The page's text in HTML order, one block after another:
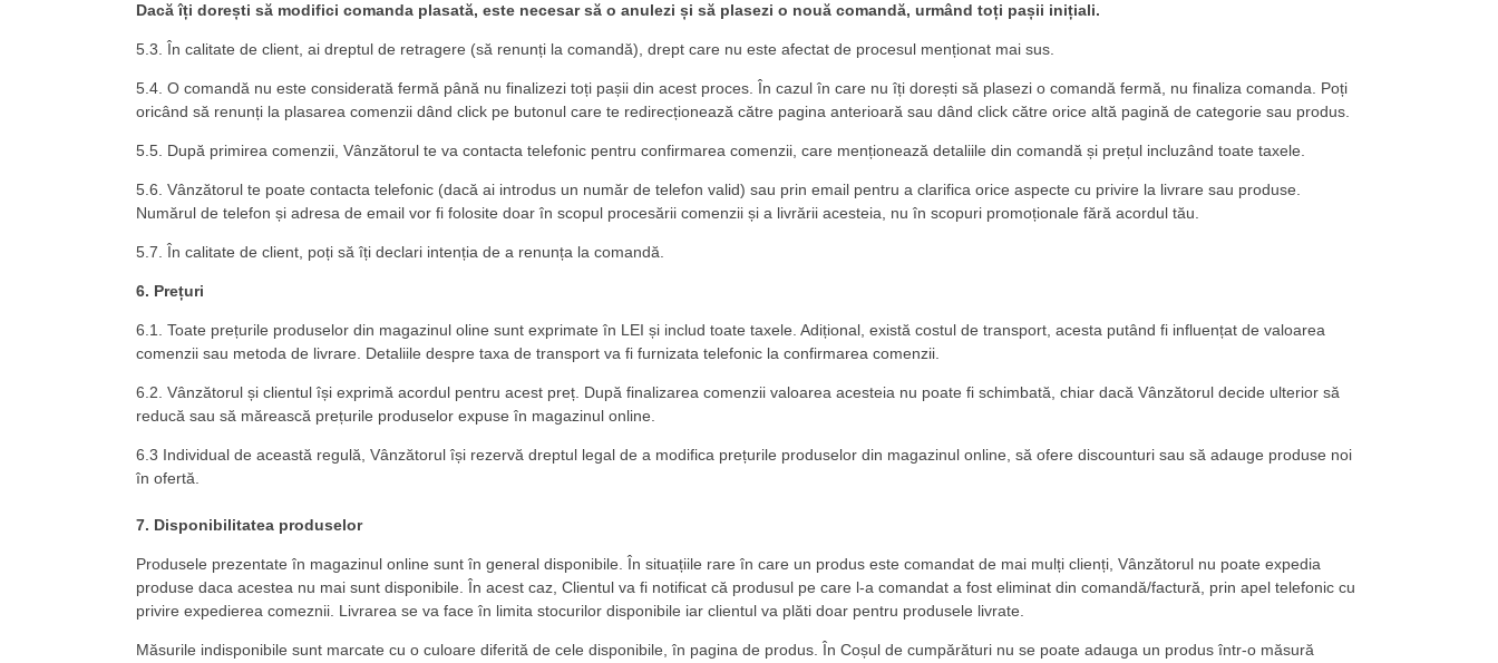
Dacă îți dorești să modifici comanda plasată, este necesar să o anulezi și să plasezi o nouă comandă, urmând toți pașii inițiali.
5.3. În calitate de client, ai dreptul de retragere (să renunți la comandă), drept care nu este afectat de procesul menționat mai sus.
5.4. O comandă nu este considerată fermă până nu finalizezi toți pașii din acest proces. În cazul în care nu îți dorești să plasezi o comandă fermă, nu finaliza comanda. Poți
oricând să renunți la plasarea comenzii dând click pe butonul care te redirecționează către pagina anterioară sau dând click către orice altă pagină de categorie sau produs.
5.5. După primirea comenzii, Vânzătorul te va contacta telefonic pentru confirmarea comenzii, care menționează detaliile din comandă și prețul incluzând toate taxele.
5.6. Vânzătorul te poate contacta telefonic (dacă ai introdus un număr de telefon valid) sau prin email pentru a clarifica orice aspecte cu privire la livrare sau produse.
Numărul de telefon și adresa de email vor fi folosite doar în scopul procesării comenzii și a livrării acesteia, nu în scopuri promoționale fără acordul tău.
5.7. În calitate de client, poți să îți declari intenția de a renunța la comandă.
6. Prețuri
6.1. Toate prețurile produselor din magazinul oline sunt exprimate în LEI și includ toate taxele. Adițional, există costul de transport, acesta putând fi influențat de valoarea
comenzii sau metoda de livrare. Detaliile despre taxa de transport va fi furnizata telefonic la confirmarea comenzii.
6.2. Vânzătorul și clientul își exprimă acordul pentru acest preț. După finalizarea comenzii valoarea acesteia nu poate fi schimbată, chiar dacă Vânzătorul decide ulterior să
reducă sau să mărească prețurile produselor expuse în magazinul online.
6.3 Individual de această regulă, Vânzătorul își rezervă dreptul legal de a modifica prețurile produselor din magazinul online, să ofere discounturi sau să adauge produse noi
în ofertă.
7. Disponibilitatea produselor
Produsele prezentate în magazinul online sunt în general disponibile. În situațiile rare în care un produs este comandat de mai mulți clienți, Vânzătorul nu poate expedia
produse daca acestea nu mai sunt disponibile. În acest caz, Clientul va fi notificat că produsul pe care l-a comandat a fost eliminat din comandă/factură, prin apel telefonic cu
privire expedierea comeznii. Livrarea se va face în limita stocurilor disponibile iar clientul va plăti doar pentru produsele livrate.
Măsurile indisponibile sunt marcate cu o culoare diferită de cele disponibile, în pagina de produs. În Coșul de cumpărături nu se poate adauga un produs într-o măsură